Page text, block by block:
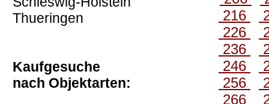
Thueringen
Kaufgesuche
nach Objektarten:
216
226
236
246
256
266